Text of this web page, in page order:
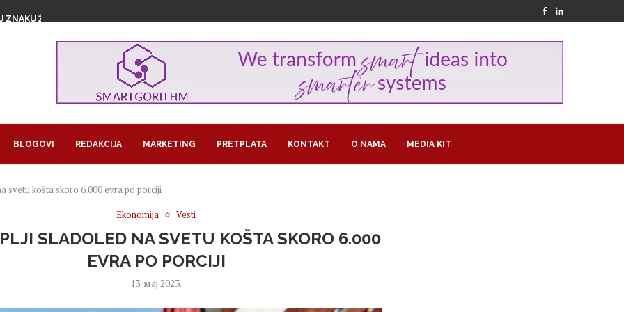
ZNAKU ŽENSKOG...
BLOGOVI REDAKCIJA MARKETING PRETPLATA KONTAKT O NAMA MEDIA KIT
svetu košta skoro 6.000 evra po porciji
Ekonomija
Vesti
SLADOLED NA SVETU KOŠTA SKORO 6.000
EVRA PO PORCIJI
13. мај 2023.